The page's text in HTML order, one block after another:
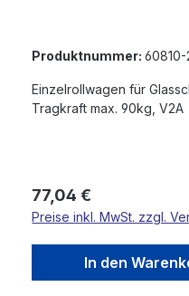
Produktnummer:
Einzelrollwagen für
Tragkraft max. 90kg, V2A
Regulärer Preis:
77,04 €
Preise inkl. MwSt. zzgl.
In den